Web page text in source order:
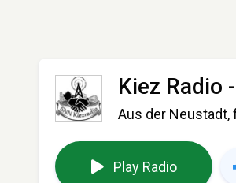
Kiez Radio
Aus der Neustadt,
Play Radio